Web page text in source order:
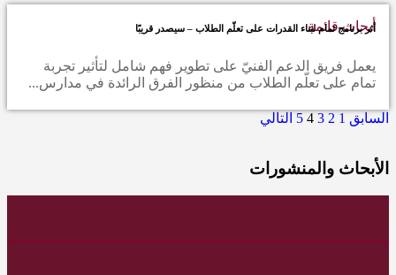
أبحاث قائمة
أثر برنامج تمام لبناء القدرات على تعلّم الطلاب – سيصدر قريبًا
يعمل فريق الدعم الفنيّ على تطوير فهم شامل لتأثير تجربة
تمام على تعلّم الطلاب من منظور الفرق الرائدة في مدارس...
السابق 1
2
3
4
5 التالي
الأبحاث والمنشورات